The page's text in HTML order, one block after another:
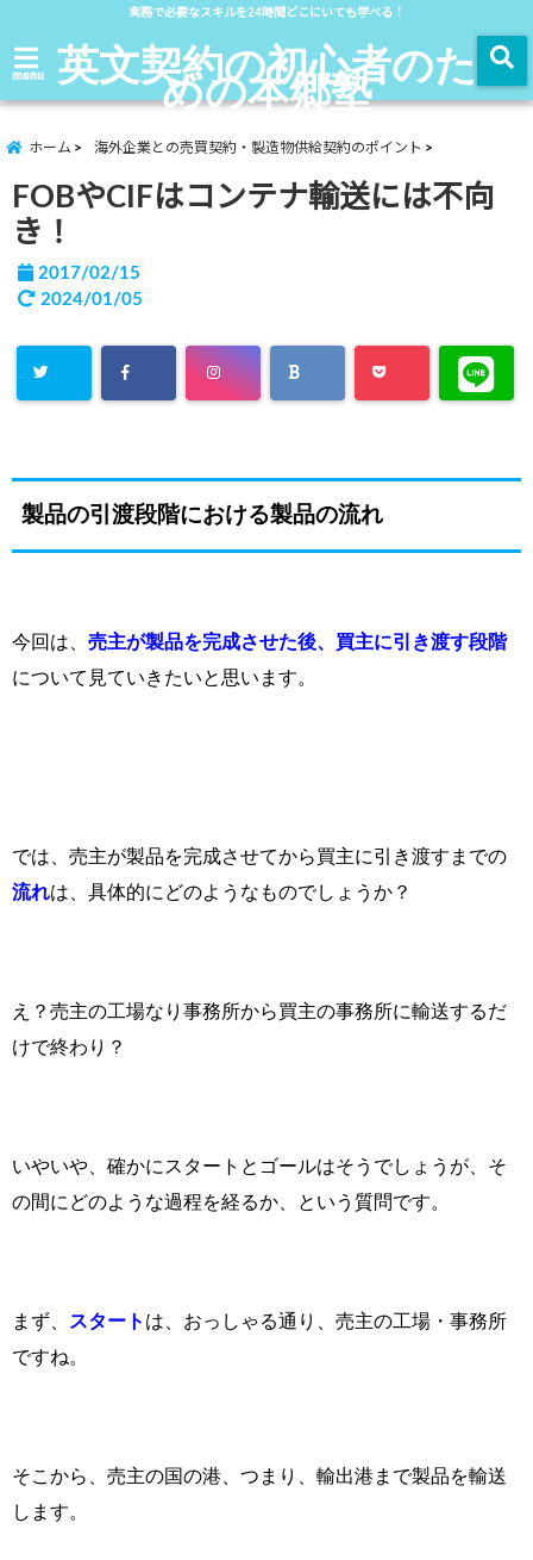
実務で必要なスキルを24時間どこにいても学べる！
menu 英文契約の初心者のた
めの本郷塾
ホーム 海外企業との売買契約・製造物供給契約のポイント
FOBやCIFはコンテナ輸送には不向
き！
2017/02/15
2024/01/05
製品の引渡段階における製品の流れ
今回は、 売主が製品を完成させた後、買主に引き渡す段階
について見ていきたいと思います。
では、売主が製品を完成させてから買主に引き渡すまでの
流れは、具体的にどのようなものでしょうか？
え？売主の工場なり事務所から買主の事務所に輸送するだ
けで終わり？
いやいや、確かにスタートとゴールはそうでしょうが、そ
の間にどのような過程を経るか、という質問です。
まず、 スタート は、おっしゃる通り、売主の工場・事務所
ですね。
そこから、売主の国の港、つまり、輸出港まで製品を輸送
します。